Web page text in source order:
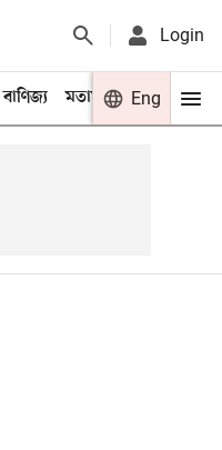
Login
বাণিজ্য মতামত খেলা
Eng